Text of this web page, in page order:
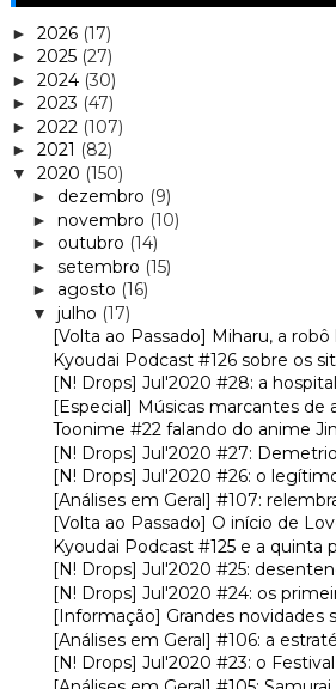
► 2026 (17)
► 2025 (27)
► 2024 (30)
► 2023 (47)
► 2022 (107)
► 2021 (82)
▼ 2020 (150)
► dezembro (9)
► novembro (10)
► outubro (14)
► setembro (15)
► agosto (16)
▼ julho (17)
[Volta ao Passado] Miharu, a
Kyoudai Podcast #126 sobre os
[N! Drops] Jul'2020 #28: a
[Especial] Músicas marcantes de
Toonime #22 falando do anime
[N! Drops] Jul'2020 #27:
[N! Drops] Jul'2020 #26: o
[Análises em Geral] #107:
[Volta ao Passado] O início de
Kyoudai Podcast #125 e a quinta
[N! Drops] Jul'2020 #25:
[N! Drops] Jul'2020 #24: os
[Informação] Grandes novidades
[Análises em Geral] #106: a
[N! Drops] Jul'2020 #23: o